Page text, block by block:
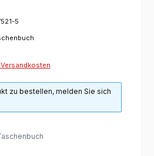
5
zu bestellen, melden Sie sich